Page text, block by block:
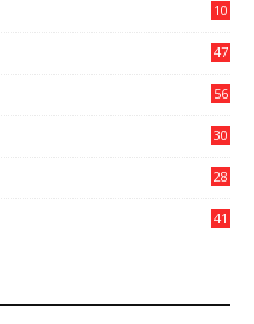
10
47
56
30
28
41